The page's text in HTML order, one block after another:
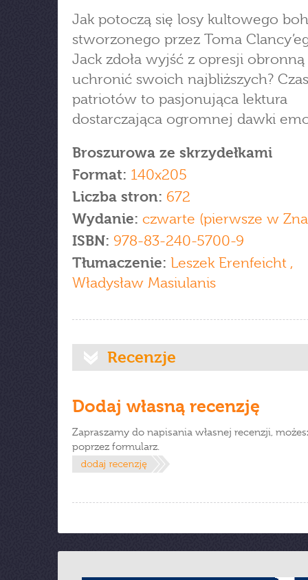
Jak potoczą się losy kultowego
stworzonego przez Toma
Jack zdoła wyjść z opresji obronną
uchronić swoich najbliższych? Czas
patriotów to pasjonująca lektura
dostarczająca ogromnej dawki
Broszurowa ze skrzydełkami
Format: 140x205
Liczba stron: 672
Wydanie: czwarte (pierwsze w
ISBN: 978-83-240-5700-9
Tłumaczenie: Leszek Erenfeicht ,
Władysław Masiulanis
Recenzje
Dodaj własną recenzję
Zapraszamy do napisania własnej recenzji,
poprzez formularz.